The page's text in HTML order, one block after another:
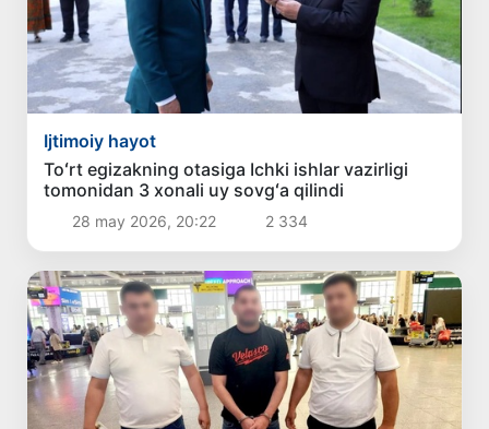
Ijtimoiy hayot
Toʻrt egizakning otasiga Ichki ishlar vazirligi
tomonidan 3 xonali uy sovgʻa qilindi
28 may 2026, 20:22 2 334